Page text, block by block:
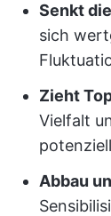
Senkt
sich
Zieht
Vielfalt
Abbau